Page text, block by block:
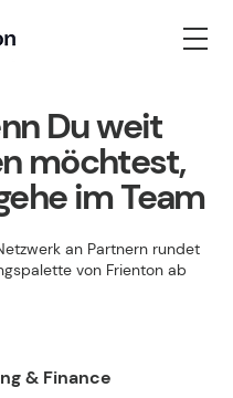
Du weit
möchtest,
im Team
an Partnern rundet
von Frienton ab
& Finance